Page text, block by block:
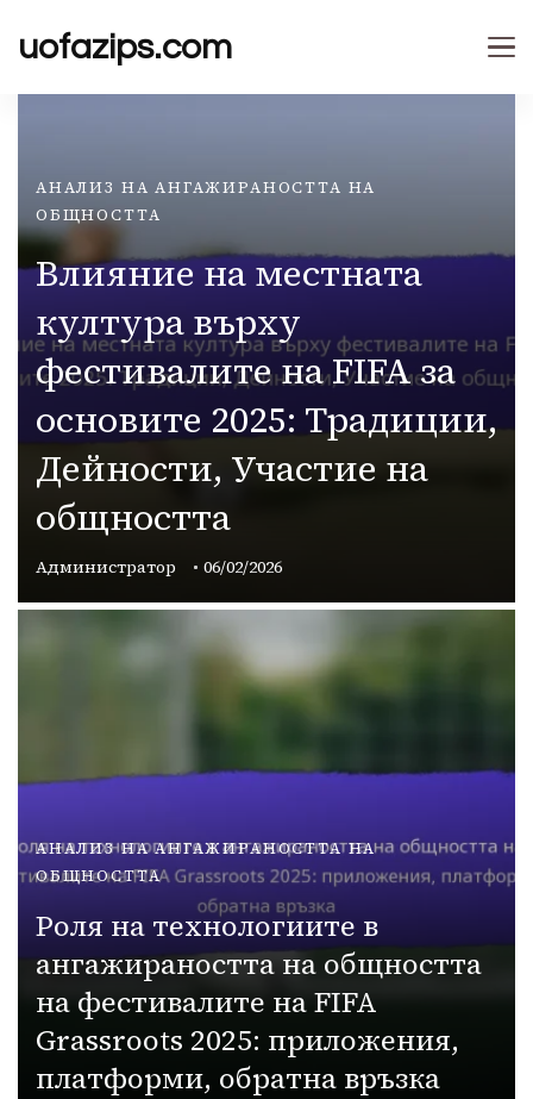
uofazips.com
АНАЛИЗ НА АНГАЖИРАНОСТТА НА
ОБЩНОСТТА
Влияние на местната
култура върху
фестивалите на FIFA за
основите 2025: Традиции,
Дейности, Участие на
общността
Администратор 06/02/2026
АНАЛИЗ НА АНГАЖИРАНОСТТА НА
ОБЩНОСТТА
Роля на технологиите в
ангажираността на общността
на фестивалите на FIFA
Grassroots 2025: приложения,
платформи, обратна връзка